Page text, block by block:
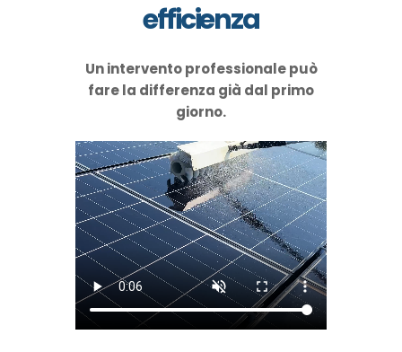
efficienza
Un intervento professionale può
fare la differenza già dal primo
giorno.